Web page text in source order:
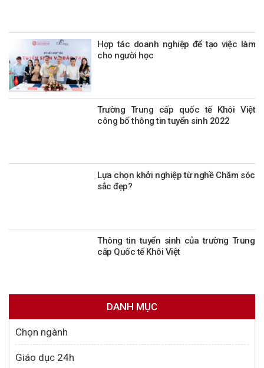
Hợp tác doanh nghiệp để tạo việc làm
cho người học
Trường Trung cấp quốc tế Khôi Việt
công bố thông tin tuyển sinh 2022
Lựa chọn khởi nghiệp từ nghề Chăm sóc
sắc đẹp?
Thông tin tuyển sinh của trường Trung
cấp Quốc tế Khôi Việt
DANH MỤC
Chọn ngành
Giáo dục 24h